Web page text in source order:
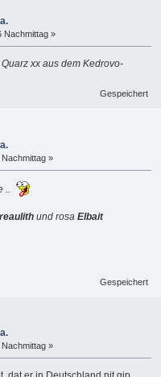
Nachmittag »
Quarz xx aus dem Kedrovo-
Gespeichert
Nachmittag »
..
und rosa Elbait
Gespeichert
Nachmittag »